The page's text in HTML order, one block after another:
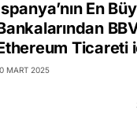
En
Ticareti
MART 2025